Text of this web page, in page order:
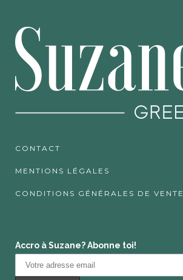
CONTACT
MENTIONS LÉGALES
CONDITIONS GÉNÉRALES DE VENTE
Accro à Suzane? Abonne toi!